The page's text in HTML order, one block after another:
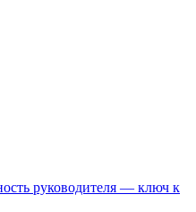
руководителя — ключ к